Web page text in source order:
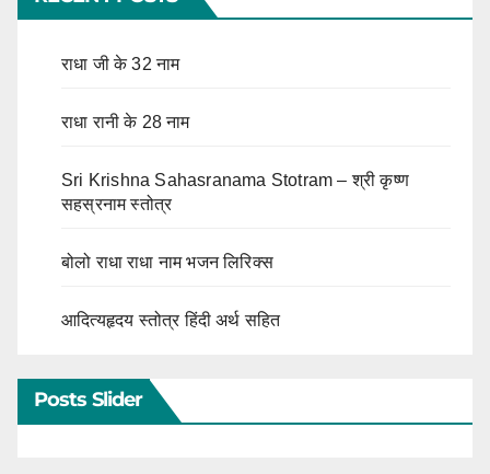
राधा जी के 32 नाम
राधा रानी के 28 नाम
Sri Krishna Sahasranama Stotram – श्री कृष्ण
सहस्रनाम स्तोत्र
बोलो राधा राधा नाम भजन लिरिक्स
आदित्यहृदय स्तोत्र हिंदी अर्थ सहित
Posts Slider